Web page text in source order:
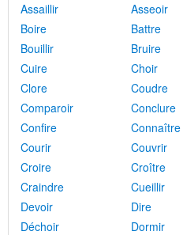
Assaillir
Asseoir
Boire
Battre
Bouillir
Bruire
Cuire
Choir
Clore
Coudre
Comparoir
Conclure
Confire
Connaître
Courir
Couvrir
Croire
Croître
Craindre
Cueillir
Devoir
Dire
Déchoir
Dormir